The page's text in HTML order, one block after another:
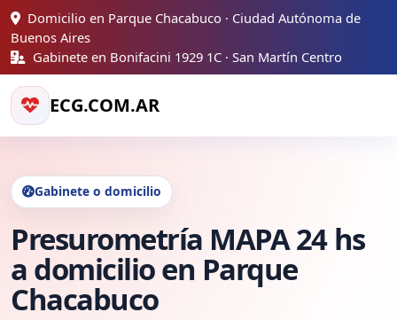
Domicilio en Parque Chacabuco · Ciudad Autónoma de
Buenos Aires
Gabinete en Bonifacini 1929 1C · San Martín Centro
ECG.COM.AR
Gabinete o domicilio
Presurometría MAPA 24 hs
a domicilio en Parque
Chacabuco